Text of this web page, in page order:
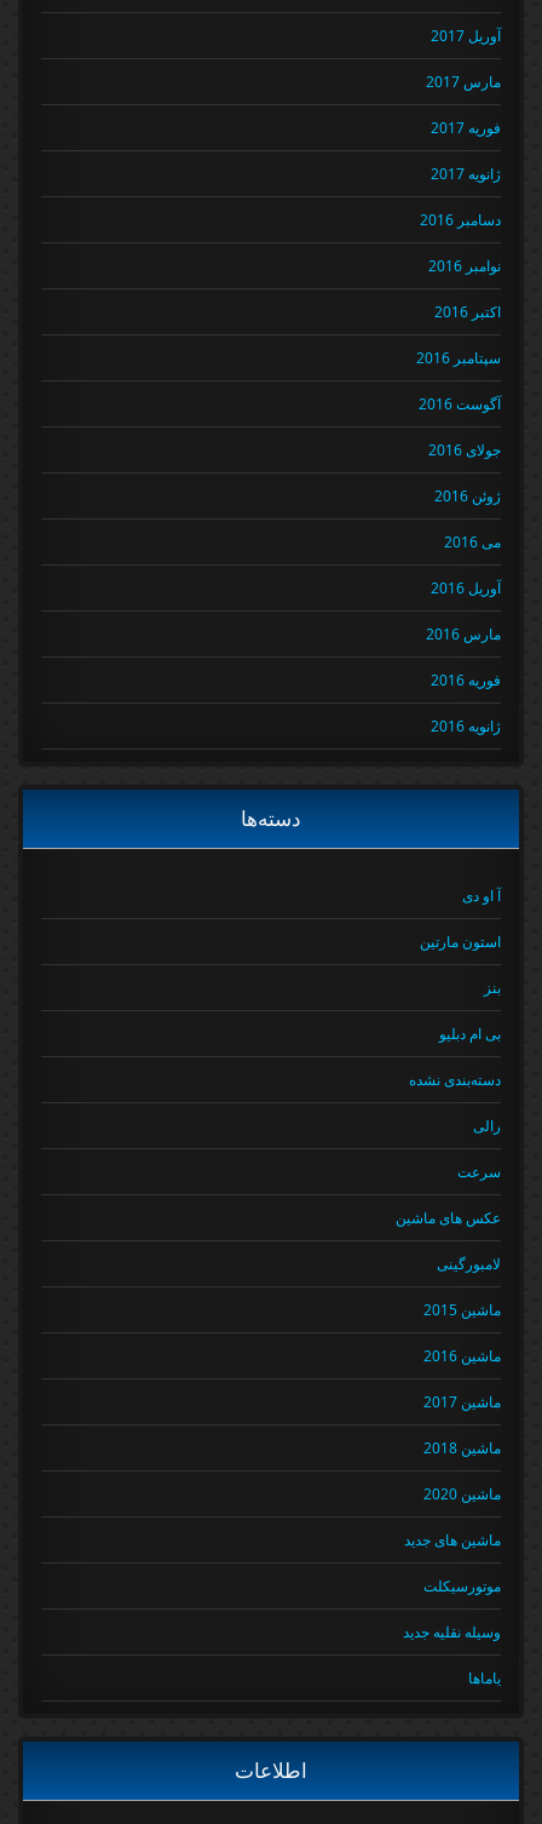
آوریل 2017
مارس 2017
فوریه 2017
ژانویه 2017
دسامبر 2016
نوامبر 2016
اکتبر 2016
سپتامبر 2016
آگوست 2016
جولای 2016
ژوئن 2016
می 2016
آوریل 2016
مارس 2016
فوریه 2016
ژانویه 2016
دسته‌ها
آ او دی
استون مارتین
بی ام دبلیو
دسته‌بندی نشده
رالی
سرعت
عکس های ماشین
لامبورگینی
ماشین 2015
ماشین 2016
ماشین 2017
ماشین 2018
ماشین 2020
ماشین های جدید
موتورسیکلت
وسیله نقلیه جدید
یاماها
اطلاعات